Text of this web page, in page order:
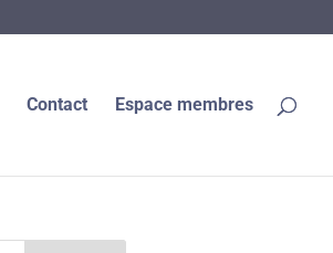
Contact Espace membres